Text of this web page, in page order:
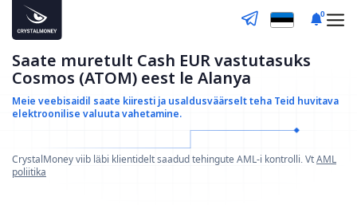
0
Saate muretult Cash EUR vastutasuks
Cosmos (ATOM) eest le Alanya
Meie veebisaidil saate kiiresti ja usaldusväärselt teha Teid huvitava
elektroonilise valuuta vahetamine.
CrystalMoney viib läbi klientidelt saadud tehingute AML-i kontrolli. VtAML
poliitika